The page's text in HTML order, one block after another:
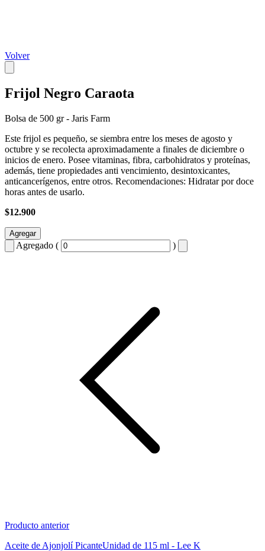
Volver
Frijol Negro Caraota
Bolsa de 500 gr - Jaris Farm
Este frijol es pequeño, se siembra entre los meses de agosto y
octubre y se recolecta aproximadamente a finales de diciembre o
inicios de enero. Posee vitaminas, fibra, carbohidratos y proteínas,
además, tiene propiedades anti vencimiento, desintoxicantes,
anticancerígenos, entre otros. Recomendaciones: Hidratar por doce
horas antes de usarlo.
$12.900
Agregar
Agregado ( )
Producto anterior
Aceite de Ajonjolí PicanteUnidad de 115 ml - Lee K